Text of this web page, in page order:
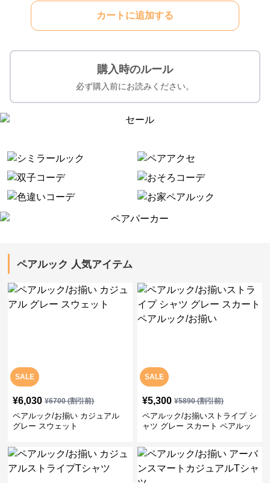
カートに追加する
購入時のルール
必ず購入前にお読みください。
ペアルック 人気アイテム
SALE
¥6,030 ¥6700(割引前)
ペアルック/お揃い カジュアル
グレー スウェット
SALE
¥5,300 ¥5890(割引前)
ペアルック/お揃いストライプ シ
ャツ グレー スカート ペアルッ